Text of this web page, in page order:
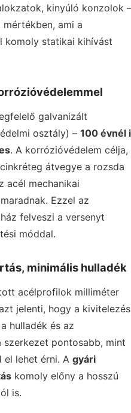
kinyúló konzolok –
ami a
komoly statikai kihívást
galvanizált
osztály) – 100 évnél
. A korrózióvédelem célja,
átvegye a rozsda
acél mechanikai
Ezzel az
felveszi a versenyt
móddal.
minimális hulladék
acélprofilok milliméter
jelenti, hogy a kivitelezés
hulladék és az
szerkezet pontosabb, mint
el lehet érni. A gyári
komoly előny a hosszú
is.